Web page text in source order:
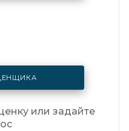
или задайте